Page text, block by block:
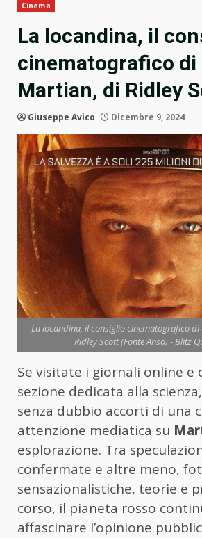
Cinema
La locandina, il
cinematografico di
Martian, di Ridley
Giuseppe Avico Dicembre 9, 2024
La locandina, il consiglio cinematografico
Ridley Scott (Fonte Ansa) - Blitz
Se visitate i giornali online e
sezione dedicata alla
senza dubbio accorti di una
attenzione mediatica su
esplorazione. Tra
confermate e altre meno,
sensazionalistiche, teorie e
corso, il pianeta rosso
affascinare l’opinione